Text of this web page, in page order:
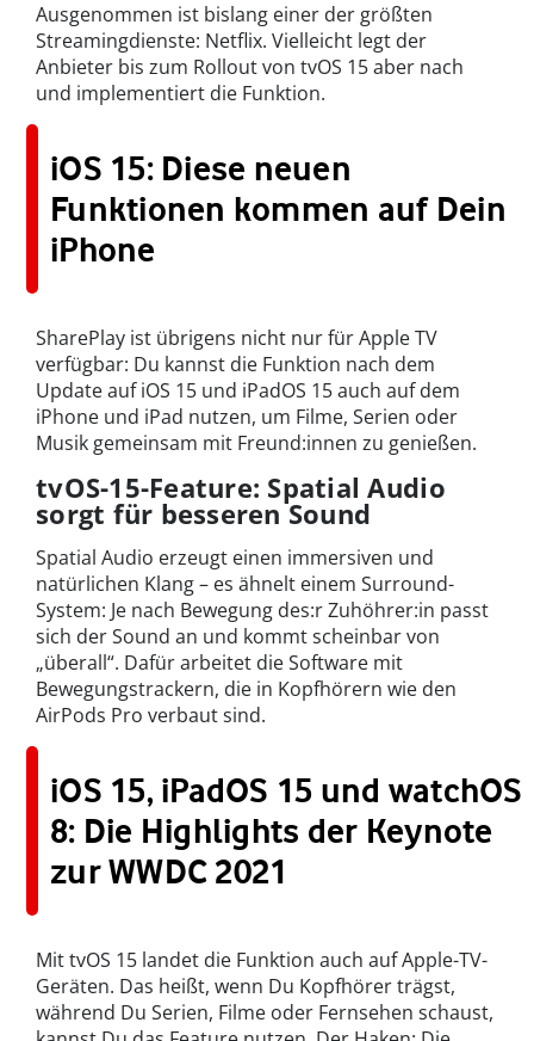
Ausgenommen ist bislang einer der größten
Streamingdienste: Netflix. Vielleicht legt der
Anbieter bis zum Rollout von tvOS 15 aber nach
und implementiert die Funktion.
iOS 15: Diese neuen
Funktionen kommen auf Dein
iPhone
SharePlay ist übrigens nicht nur für Apple TV
verfügbar: Du kannst die Funktion nach dem
Update auf iOS 15 und iPadOS 15 auch auf dem
iPhone und iPad nutzen, um Filme, Serien oder
Musik gemeinsam mit Freund:innen zu genießen.
tvOS-15-Feature: Spatial Audio
sorgt für besseren Sound
Spatial Audio erzeugt einen immersiven und
natürlichen Klang – es ähnelt einem Surround-
System: Je nach Bewegung des:r Zuhöhrer:in passt
sich der Sound an und kommt scheinbar von
„überall“. Dafür arbeitet die Software mit
Bewegungstrackern, die in Kopfhörern wie den
AirPods Pro verbaut sind.
iOS 15, iPadOS 15 und watchOS
8: Die Highlights der Keynote
zur WWDC 2021
Mit tvOS 15 landet die Funktion auch auf Apple-TV-
Geräten. Das heißt, wenn Du Kopfhörer trägst,
während Du Serien, Filme oder Fernsehen schaust,